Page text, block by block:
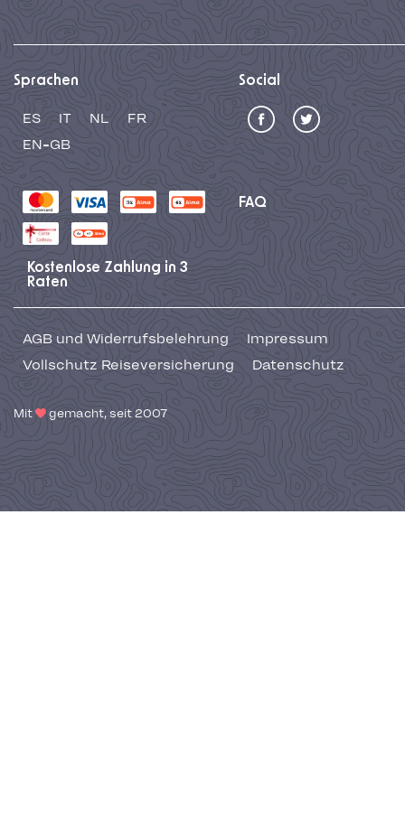
Sprachen
ES IT NL
FR
EN-GB
Social
FAQ
Kostenlose Zahlung in 3
Raten
AGB und Widerrufsbelehrung
Impressum
Vollschutz Reiseversicherung
Datenschutz
Mit gemacht, seit 2007